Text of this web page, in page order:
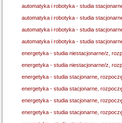
automatyka i robotyka - studia
automatyka i robotyka - studia
automatyka i robotyka - studia
automatyka i robotyka - studia
energetyka - studia niestacjonarne/z,
energetyka - studia niestacjonarne/z,
energetyka - studia stacjonarne,
energetyka - studia stacjonarne,
energetyka - studia stacjonarne,
energetyka - studia stacjonarne,